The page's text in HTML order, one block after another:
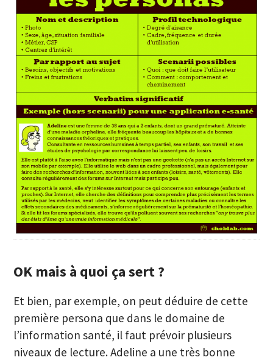
OK mais à quoi ça sert ?
Et bien, par exemple, on peut déduire de cette
première persona que dans le domaine de
l’information santé, il faut prévoir plusieurs
niveaux de lecture. Adeline a une très bonne